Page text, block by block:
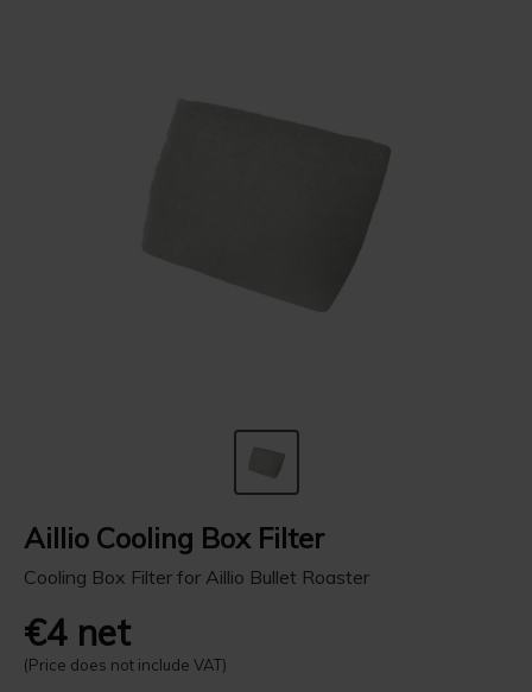
Aillio Cooling Box Filter
Cooling Box Filter for Aillio Bullet Roaster
€4 net
(Price does not include VAT)